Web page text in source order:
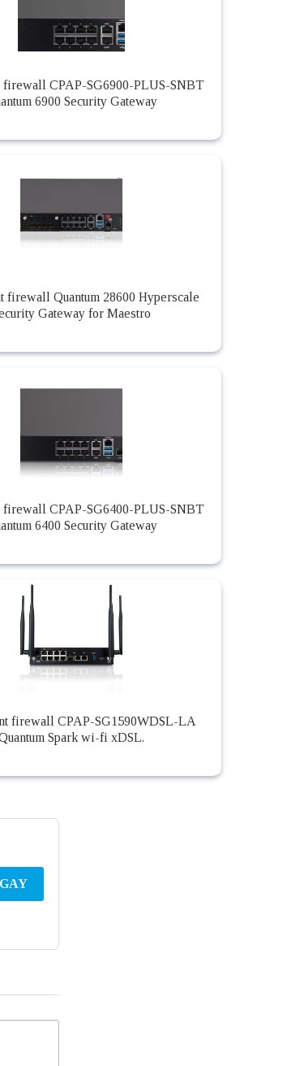
firewall CPAP-SG6900-PLUS-SNBT
6900 Security Gateway
firewall Quantum 28600 Hyperscale
Gateway for Maestro
firewall CPAP-SG6400-PLUS-SNBT
6400 Security Gateway
firewall CPAP-SG1590WDSL-LA
Spark wi-fi xDSL.